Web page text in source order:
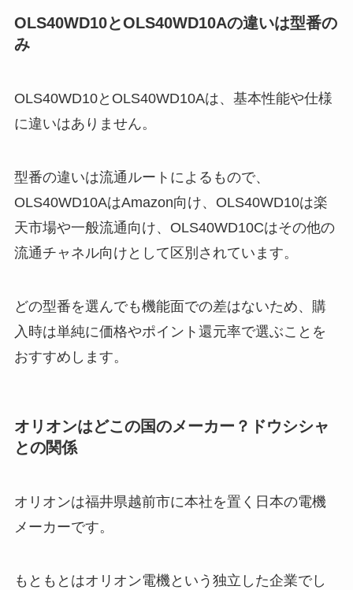
OLS40WD10とOLS40WD10Aの違いは型番の
み
OLS40WD10とOLS40WD10Aは、基本性能や仕様
に違いはありません。
型番の違いは流通ルートによるもので、
OLS40WD10AはAmazon向け、OLS40WD10は楽
天市場や一般流通向け、OLS40WD10Cはその他の
流通チャネル向けとして区別されています。
どの型番を選んでも機能面での差はないため、購
入時は単純に価格やポイント還元率で選ぶことを
おすすめします。
オリオンはどこの国のメーカー？ドウシシャ
との関係
オリオンは福井県越前市に本社を置く日本の電機
メーカーです。
もともとはオリオン電機という独立した企業でし